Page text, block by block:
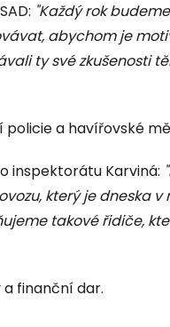
"Každý rok
abychom je
ty své zkušenosti
a havířovské
inspektorátu Karviná:
který je dneska v
takové řidiče,
finanční dar.